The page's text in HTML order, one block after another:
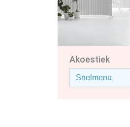
Akoestiek